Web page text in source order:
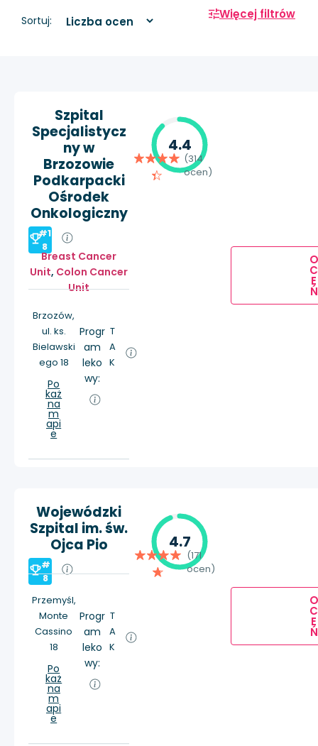
Sortuj: Więcej filtrów
Szpital
Specjalistycz
ny w
Brzozowie
Podkarpacki
Ośrodek
Onkologiczny
#1
8
Breast Cancer
Unit, Colon Cancer
Unit
Brzozów,
ul. ks.
Bielawski
ego 18
Po
każ
na
m
api
e
Progr
am
leko
wy:
T
A
K
4.4
(314
ocen)
O
C
E
Ń
Wojewódzki
Szpital im. św.
Ojca Pio
#
8
Przemyśl,
Monte
Cassino
18
Po
każ
na
m
api
e
Progr
am
leko
wy:
T
A
K
4.7
(171
ocen)
O
C
E
Ń